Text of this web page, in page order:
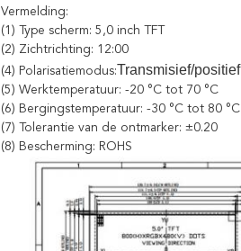
Vermelding:
(1) Type scherm: 5,0 inch TFT
(2) Zichtrichting: 12:00
(4) Polarisatiemodus:Transmisief/positief
(5) Werktemperatuur: -20 °C tot 70 °C
(6) Bergingstemperatuur: -30 °C tot 80 °C
(7) Tolerantie van de ontmarker: ±0.20
(8) Bescherming: ROHS